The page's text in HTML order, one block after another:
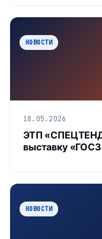
НОВОСТИ
18.05.2026
ЭТП
выставку
НОВОСТИ